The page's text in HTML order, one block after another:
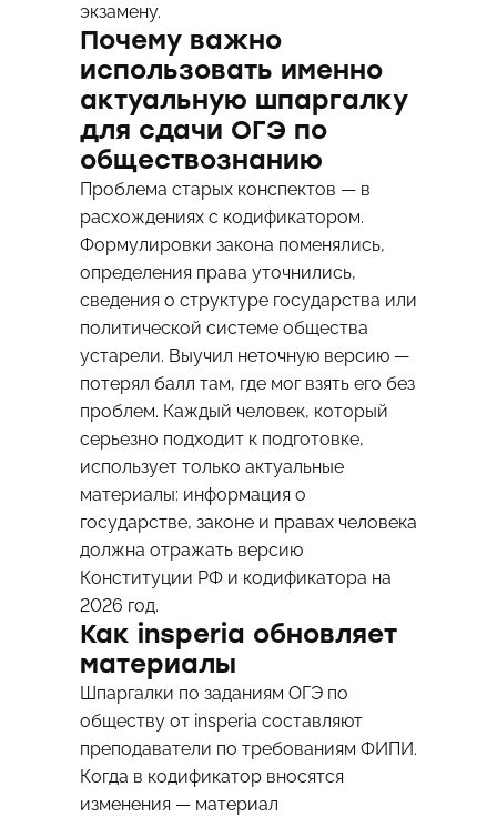
экзамену.
Почему важно
использовать именно
актуальную шпаргалку
для сдачи ОГЭ по
обществознанию
Проблема старых конспектов — в
расхождениях с кодификатором.
Формулировки закона поменялись,
определения права уточнились,
сведения о структуре государства или
политической системе общества
устарели. Выучил неточную версию —
потерял балл там, где мог взять его без
проблем. Каждый человек, который
серьезно подходит к подготовке,
использует только актуальные
материалы: информация о
государстве, законе и правах человека
должна отражать версию
Конституции РФ и кодификатора на
2026 год.
Как insperia обновляет
материалы
Шпаргалки по заданиям ОГЭ по
обществу от insperia составляют
преподаватели по требованиям ФИПИ.
Когда в кодификатор вносятся
изменения — материал